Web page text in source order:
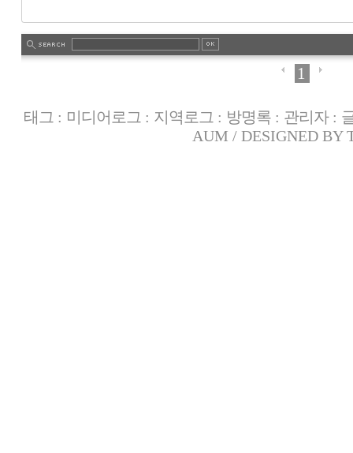
1
태그 : 미디어로그 : 지역로그 : 방명록 : 관리자:
AUM / DESIGNED BY